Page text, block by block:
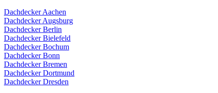
Dachdecker Aachen
Dachdecker Augsburg
Dachdecker Berlin
Dachdecker Bielefeld
Dachdecker Bochum
Dachdecker Bonn
Dachdecker Bremen
Dachdecker Dortmund
Dachdecker Dresden